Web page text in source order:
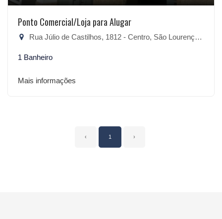
Ponto Comercial/Loja para Alugar
Rua Júlio de Castilhos, 1812 - Centro, São Lourenço do Sul-RS
1 Banheiro
Mais informações
‹ 1 ›